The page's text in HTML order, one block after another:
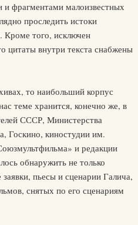
фрагментами малоизвестных
проследить истоки
Кроме того, исключен
цитаты внутри текста снабжены
то наибольший корпус
теме хранится, конечно же, в
СССР, Министерства
Госкино, киностудии им.
и редакции
обнаружить не только
пьесы и сценарии Галича,
снятых по его сценариям